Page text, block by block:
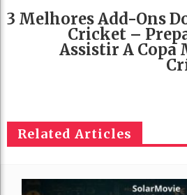
3 Melhores Add-Ons
Cricket –
Assistir A Copa
Related Articles